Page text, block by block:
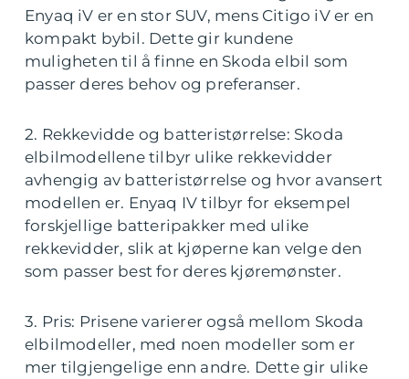
Enyaq iV er en stor SUV, mens Citigo iV er en
kompakt bybil. Dette gir kundene
muligheten til å finne en Skoda elbil som
passer deres behov og preferanser.
2. Rekkevidde og batteristørrelse: Skoda
elbilmodellene tilbyr ulike rekkevidder
avhengig av batteristørrelse og hvor avansert
modellen er. Enyaq IV tilbyr for eksempel
forskjellige batteripakker med ulike
rekkevidder, slik at kjøperne kan velge den
som passer best for deres kjøremønster.
3. Pris: Prisene varierer også mellom Skoda
elbilmodeller, med noen modeller som er
mer tilgjengelige enn andre. Dette gir ulike